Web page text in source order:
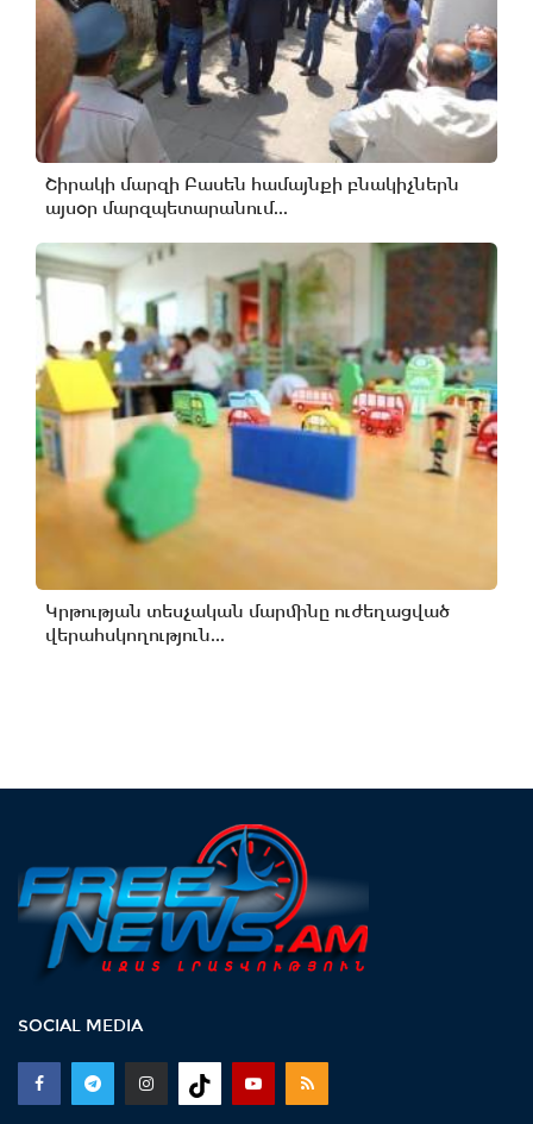
Շիրակի մարզի Բասեն համայնքի բնակիչներն
այսօր մարզպետարանում...
Կրթության տեսչական մարմինը ուժեղացված
վերահսկողություն...
SOCIAL MEDIA